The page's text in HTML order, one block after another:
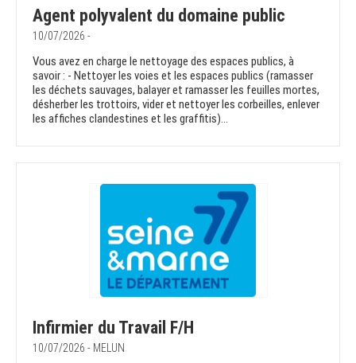
Agent polyvalent du domaine public
10/07/2026 -
Vous avez en charge le nettoyage des espaces publics, à
savoir : - Nettoyer les voies et les espaces publics (ramasser
les déchets sauvages, balayer et ramasser les feuilles mortes,
désherber les trottoirs, vider et nettoyer les corbeilles, enlever
les affiches clandestines et les graffitis)...
Infirmier du Travail F/H
10/07/2026 - MELUN